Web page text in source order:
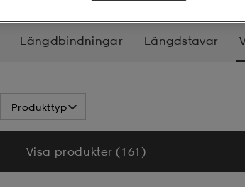
Längdbindningar Längdstavar
Produkttyp
Visa produkter (161)